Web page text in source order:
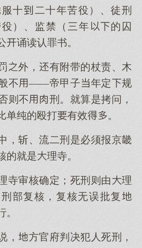
十二十年苦役）、徒刑
）、监禁（三年的囚
诵读认罪书。
外，有附带的杖责、木
般不——帝甲子年定规
则不刑。就算是拷问，
单纯的殴打有效。
，斩、流二刑是必须报京畿
的就是理寺。
寺审核确定；死刑则由理
部复核，复核无误批复
方官府判决犯人死刑，